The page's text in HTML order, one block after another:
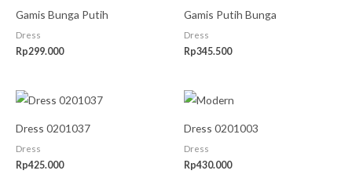
Gamis Bunga Putih
Dress
Rp299.000
Gamis Putih Bunga
Dress
Rp345.500
Dress 0201037
Dress
Rp425.000
Dress 0201003
Dress
Rp430.000